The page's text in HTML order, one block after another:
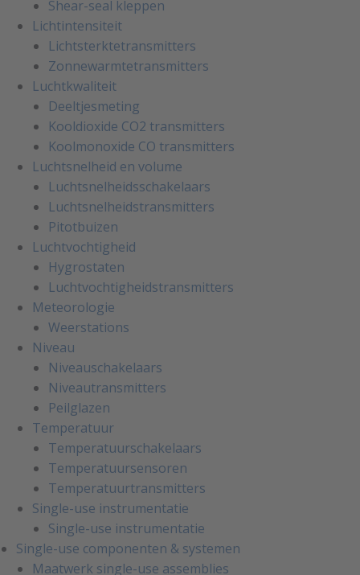
Shear-seal kleppen
Lichtintensiteit
Lichtsterktetransmitters
Zonnewarmtetransmitters
Luchtkwaliteit
Deeltjesmeting
Kooldioxide CO2 transmitters
Koolmonoxide CO transmitters
Luchtsnelheid en volume
Luchtsnelheidsschakelaars
Luchtsnelheidstransmitters
Pitotbuizen
Luchtvochtigheid
Hygrostaten
Luchtvochtigheidstransmitters
Meteorologie
Weerstations
Niveau
Niveauschakelaars
Niveautransmitters
Peilglazen
Temperatuur
Temperatuurschakelaars
Temperatuursensoren
Temperatuurtransmitters
Single-use instrumentatie
Single-use instrumentatie
Single-use componenten & systemen
Maatwerk single-use assemblies